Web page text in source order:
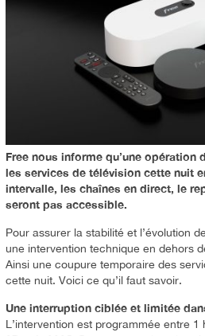
Free nous informe qu’une opération
les services de télévision cette nuit
intervalle, les chaînes en direct, le
seront pas accessible.
Pour assurer la stabilité et l’évolution
une intervention technique en dehors
Ainsi une coupure temporaire des
cette nuit. Voici ce qu’il faut savoir.
Une interruption ciblée et limitée
L’intervention est programmée entre